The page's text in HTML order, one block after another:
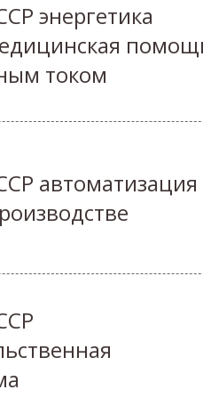
энергетика
током